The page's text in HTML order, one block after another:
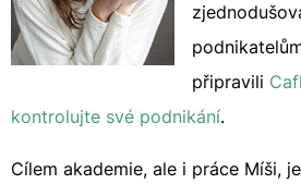
připravili
kontrolujte své podnikání.
Cílem akademie, ale i práce Míši,